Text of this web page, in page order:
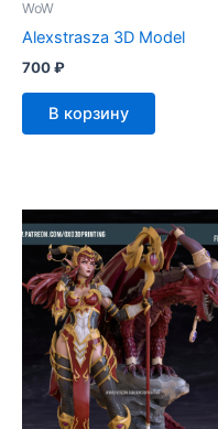
WoW
Alexstrasza 3D Model
700₽
В корзину